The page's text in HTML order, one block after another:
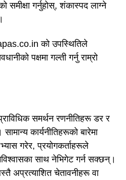
समीक्षा गर्नुहोस्, शंकास्पद लाग्ने
को उपस्थितिले
पक्षमा गल्ती गर्नु राम्रो
समर्थन रणनीतिहरू डर र
कार्यनीतिहरूको बारेमा
गरेर, प्रयोगकर्ताहरूले
साथ नेभिगेट गर्न सक्छन्।
अप्रत्याशित चेतावनीहरू वा